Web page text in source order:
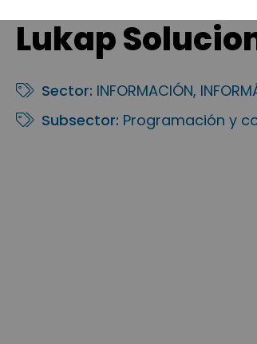
Lukap
Sector: INFORMACIÓN,
Subsector: Programación y